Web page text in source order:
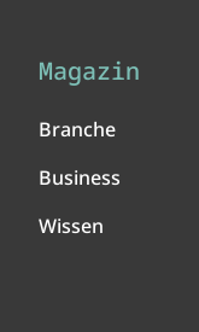
Magazin
Branche
Business
Wissen